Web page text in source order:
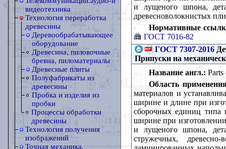
видеотехника
Технология переработка
древесины
Деревообрабатывающее
оборудование
Древесина, пиловочные
бревна, пиломатериалы
Древесные плиты
Полуфабрикаты из
древесины
Пробка и изделия из
пробки
Процессы обработки
древесины
Технология получения
изображений
Точная механика.
и лущеного шпона,
древесноволокнистых
Нормативные
ГОСТ 7016-82
ГОСТ 7307-2016
Припуски на
Название англ.:
Область
материалов и
ширине и длине при
сборочных единиц типа
ширине при изготовлении
и лущеного шпона,
стружечных,